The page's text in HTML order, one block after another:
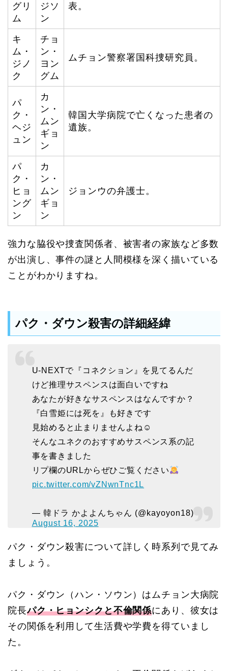
グリ
ム
ジソ
ン
表。
キ
ム・
ジノ
ク
チョ
ン・
ヨン
グム
ムチョン警察署国科捜研究員。
パ
ク・
ヘジ
ュン
カ
ン・
ムン
ギョ
ン
韓国大学病院で亡くなった患者の
遺族。
パ
ク・
ヒョ
ング
ン
カ
ン・
ムン
ギョ
ン
ジョンウの弁護士。
強力な脇役や捜査関係者、被害者の家族など多数
が出演し、事件の謎と人間模様を深く描いている
ことがわかりますね。
パク・ダウン殺害の詳細経緯
U-NEXTで『コネクション』を見てるんだ
けど推理サスペンスは面白いですね
あなたが好きなサスペンスはなんですか？
『白雪姫には死を』も好きです
見始めると止まりませんよね☺
そんなユネクのおすすめサスペンス系の記
事を書きました
リプ欄のURLからぜひご覧ください
pic.twitter.com/vZNwnTnc1L
— 韓ドラ かよよんちゃん (@kayoyon18)
August 16, 2025
パク・ダウン殺害について詳しく時系列で見てみ
ましょう。
パク・ダウン（ハン・ソウン）はムチョン大病院
院長パク・ヒョンシクと不倫関係にあり、彼女は
その関係を利用して生活費や学費を得ていまし
た。